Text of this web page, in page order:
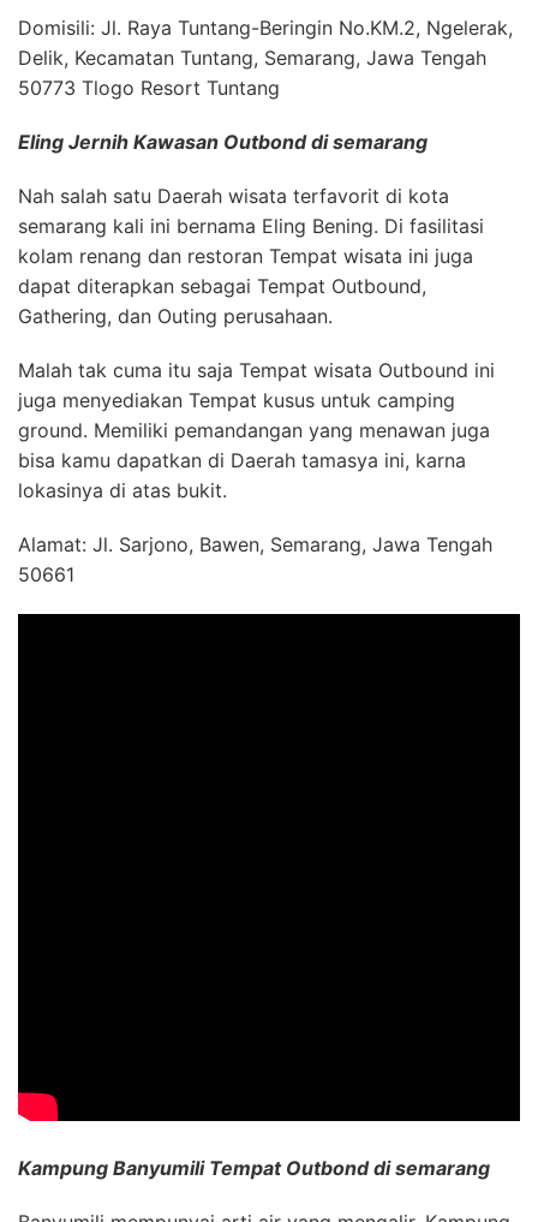
Domisili: Jl. Raya Tuntang-Beringin No.KM.2, Ngelerak,
Delik, Kecamatan Tuntang, Semarang, Jawa Tengah
50773 Tlogo Resort Tuntang
Eling Jernih Kawasan Outbond di semarang
Nah salah satu Daerah wisata terfavorit di kota
semarang kali ini bernama Eling Bening. Di fasilitasi
kolam renang dan restoran Tempat wisata ini juga
dapat diterapkan sebagai Tempat Outbound,
Gathering, dan Outing perusahaan.
Malah tak cuma itu saja Tempat wisata Outbound ini
juga menyediakan Tempat kusus untuk camping
ground. Memiliki pemandangan yang menawan juga
bisa kamu dapatkan di Daerah tamasya ini, karna
lokasinya di atas bukit.
Alamat: Jl. Sarjono, Bawen, Semarang, Jawa Tengah
50661
Kampung Banyumili Tempat Outbond di semarang